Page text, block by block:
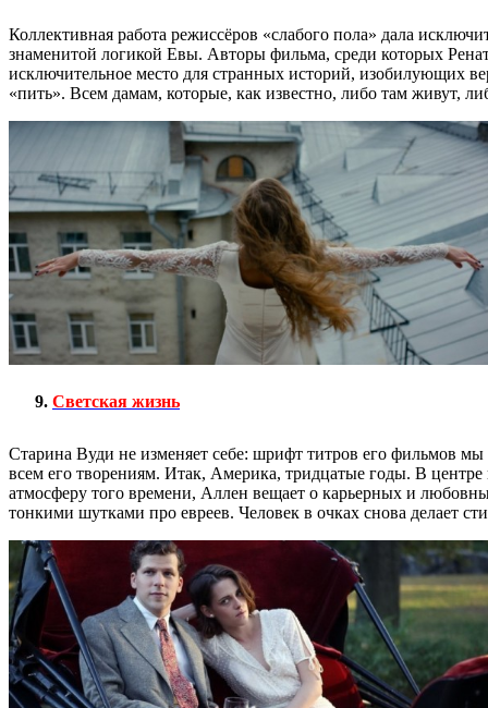
Коллективная работа режиссёров «слабого пола» дала
знаменитой логикой Евы. Авторы фильма, среди которых
исключительное место для странных историй, изобилующих
«пить». Всем дамам, которые, как известно, либо там живут,
Светская жизнь
Старина Вуди не изменяет себе: шрифт титров его фильмов
всем его творениям. Итак, Америка, тридцатые годы. В
атмосферу того времени, Аллен вещает о карьерных и
тонкими шутками про евреев. Человек в очках снова делает